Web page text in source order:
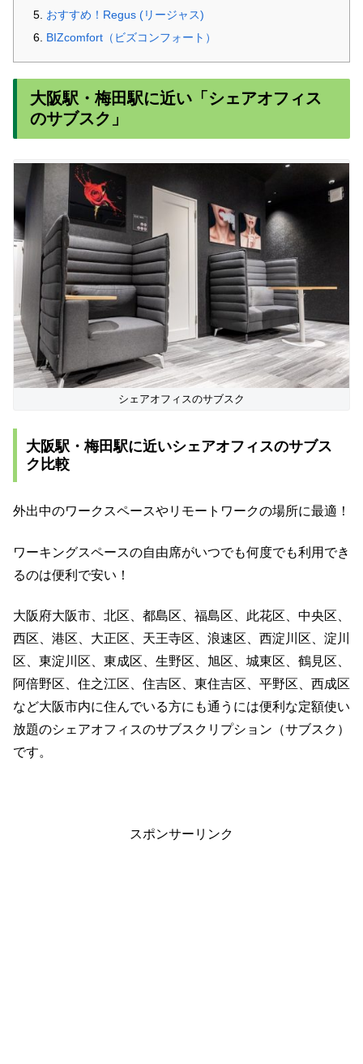
おすすめ！Regus (リージャス)
BIZcomfort（ビズコンフォート）
大阪駅・梅田駅に近い「シェアオフィス
のサブスク」
シェアオフィスのサブスク
大阪駅・梅田駅に近いシェアオフィスのサブス
ク比較
外出中のワークスペースやリモートワークの場所に最適！
ワーキングスペースの自由席がいつでも何度でも利用でき
るのは便利で安い！
大阪府大阪市、北区、都島区、福島区、此花区、中央区、
西区、港区、大正区、天王寺区、浪速区、西淀川区、淀川
区、東淀川区、東成区、生野区、旭区、城東区、鶴見区、
阿倍野区、住之江区、住吉区、東住吉区、平野区、西成区
など大阪市内に住んでいる方にも通うには便利な定額使い
放題のシェアオフィスのサブスクリプション（サブスク）
です。
スポンサーリンク